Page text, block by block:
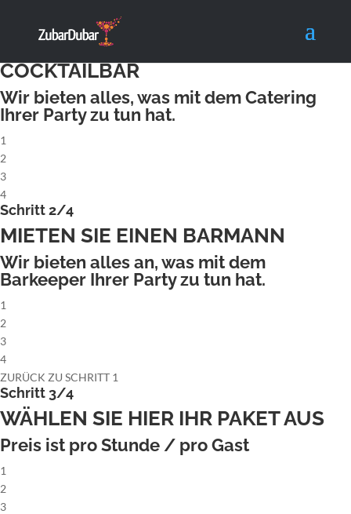
Schritt 1/4
MIETEN SIE EINE KOMPLETTE
COCKTAILBAR
Wir bieten alles, was mit dem Catering
Ihrer Party zu tun hat.
1
2
3
4
Schritt 2/4
MIETEN SIE EINEN BARMANN
Wir bieten alles an, was mit dem
Barkeeper Ihrer Party zu tun hat.
1
2
3
4
ZURÜCK ZU SCHRITT 1
Schritt 3/4
WÄHLEN SIE HIER IHR PAKET AUS
Preis ist pro Stunde / pro Gast
1
2
3